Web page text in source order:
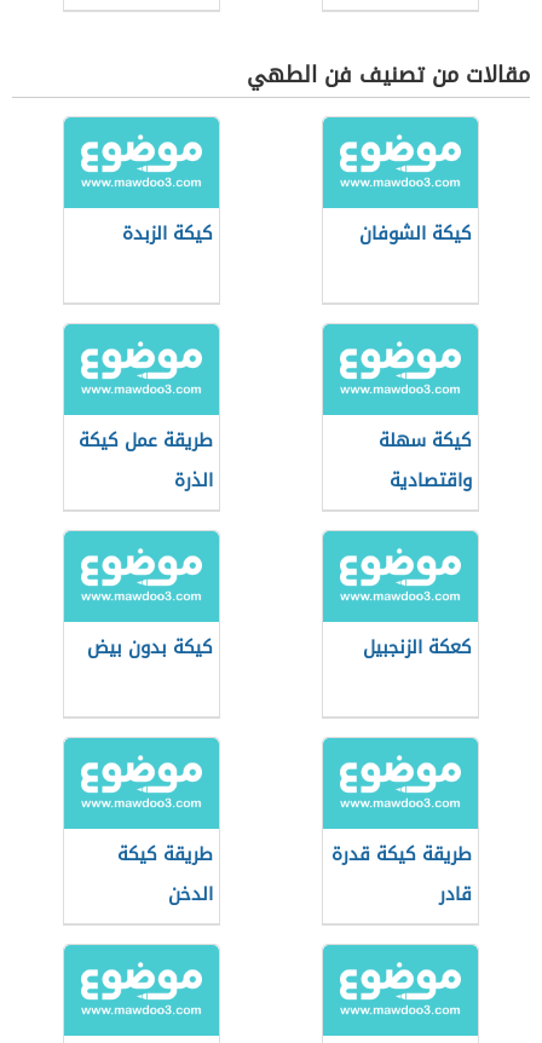
مقالات من تصنيف فن الطهي
كيكة الشوفان كيكة الزبدة
كيكة سهلة
واقتصادية
طريقة عمل كيكة
الذرة
كعكة الزنجبيل كيكة بدون بيض
طريقة كيكة قدرة
قادر
طريقة كيكة
الدخن